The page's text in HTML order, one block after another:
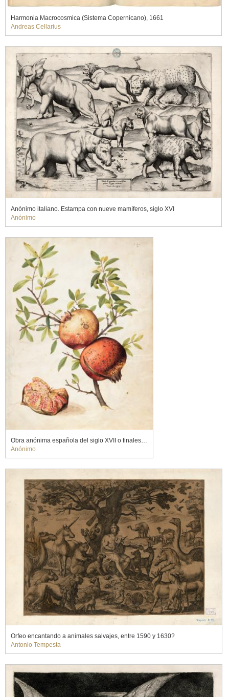
Harmonia Macrocosmica (Sistema Copernicano), 1661
Andreas Cellarius
Anónimo italiano. Estampa con nueve mamíferos, siglo XVI
Anónimo
Obra anónima española del siglo XVII o finales del XVI
Anónimo
Orfeo encantando a animales salvajes, entre 1590 y 1630?
Antonio Tempesta